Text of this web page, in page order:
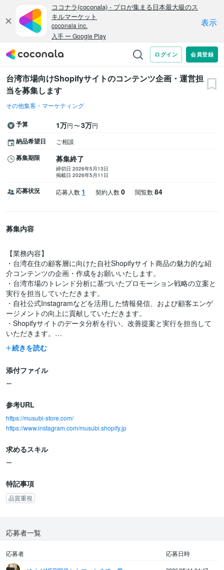
台湾市場向けShopifyサイトのコンテンツ企画・運営担
当を募集します
その他集客・マーケティング
予算 1万円〜3万円
納品希望日 ご相談
募集期限 募集終了
締切日 2026年5月13日
掲載日 2026年5月11日
応募状況 応募人数 1 契約人数0 閲覧数84
募集内容
【業務内容】
・台湾在住の顧客層に向けた自社Shopifyサイト商品の魅力的な紹
介コンテンツの企画・作成をお願いいたします。
・台湾市場のトレンド分析に基づいたプロモーション戦略の立案と
実行を担当していただきます。
・自社公式Instagramなどを活用した情報発信、および顧客エンゲ
ージメントの向上に貢献していただきます。
・Shopifyサイトのデータ分析を行い、改善提案と実行を担当して
いただきます。
【必須条件】
・Shopifyサイトの運営、またはECサイトでの商品紹介経験をお持
ちの方
験をお持ちの方
【歓迎条件】
・中国語（繁体字）でのビジネスレベルの読み書き、会話能力をお
・データ分析ツール（Google Analyticsなど）の使用経験をお持ち
の方
続きを読む
添付ファイル
ー
参考URL
https://musubi-store.com/
https://www.instagram.com/musubi.shopify.jp
求めるスキル
ー
特記事項
品質重視
応募者一覧
応募者
応募日時